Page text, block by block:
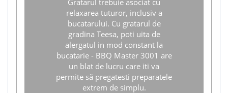
relaxarea tuturor, inclusiv a
bucatarului. Cu gratarul de
gradina Teesa, poti uita de
alergatul in mod constant la
bucatarie - BBQ Master 3001 are
un blat de lucru care iti va
permite să pregatesti preparatele
extrem de simplu.